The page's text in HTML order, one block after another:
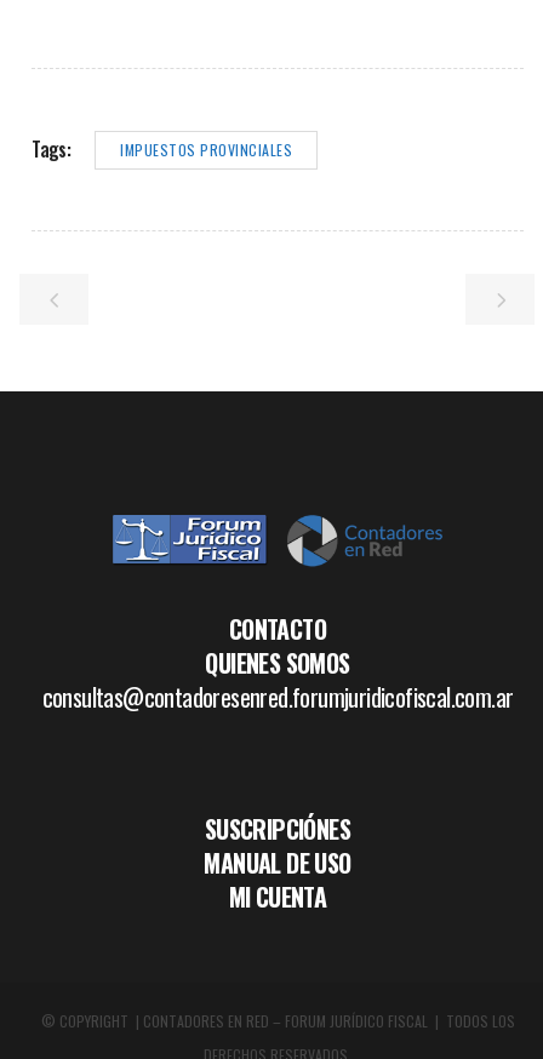
Tags: IMPUESTOS PROVINCIALES
CONTACTO
QUIENES SOMOS
consultas@contadoresenred.forumjuridicofiscal.com.ar
SUSCRIPCIÓNES
MANUAL DE USO
MI CUENTA
© COPYRIGHT | CONTADORES EN RED – FORUM JURÍDICO FISCAL | TODOS LOS
DERECHOS RESERVADOS.